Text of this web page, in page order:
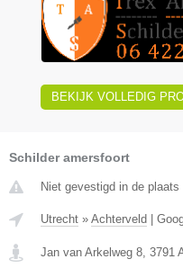
BEKIJK VOLLEDIG
Schilder amersfoort
Niet gevestigd in de
Utrecht » Achterveld
Jan van Arkelweg 8, 3791